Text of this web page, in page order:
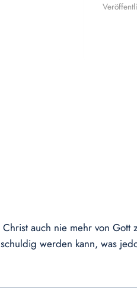
auch nie mehr von Gott
werden kann, was